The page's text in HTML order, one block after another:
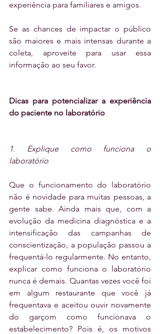
experiência para familiares e amigos.
Se as chances de impactar o público
são maiores e mais intensas durante a
coleta, aproveite para usar essa
informação ao seu favor.
Dicas para potencializar a experiência
do paciente no laboratório
1. Explique como funciona o
laboratório
Que o funcionamento do laboratório
não é novidade para muitas pessoas, a
gente sabe. Ainda mais que, com a
evolução da medicina diagnóstica e a
intensificação das campanhas de
conscientização, a população passou a
frequentá-lo regularmente. No entanto,
explicar como funciona o laboratório
nunca é demais. Quantas vezes você foi
em algum restaurante que você já
frequentava e aceitou ouvir novamente
do garçom como funcionava o
estabelecimento? Pois é, os motivos